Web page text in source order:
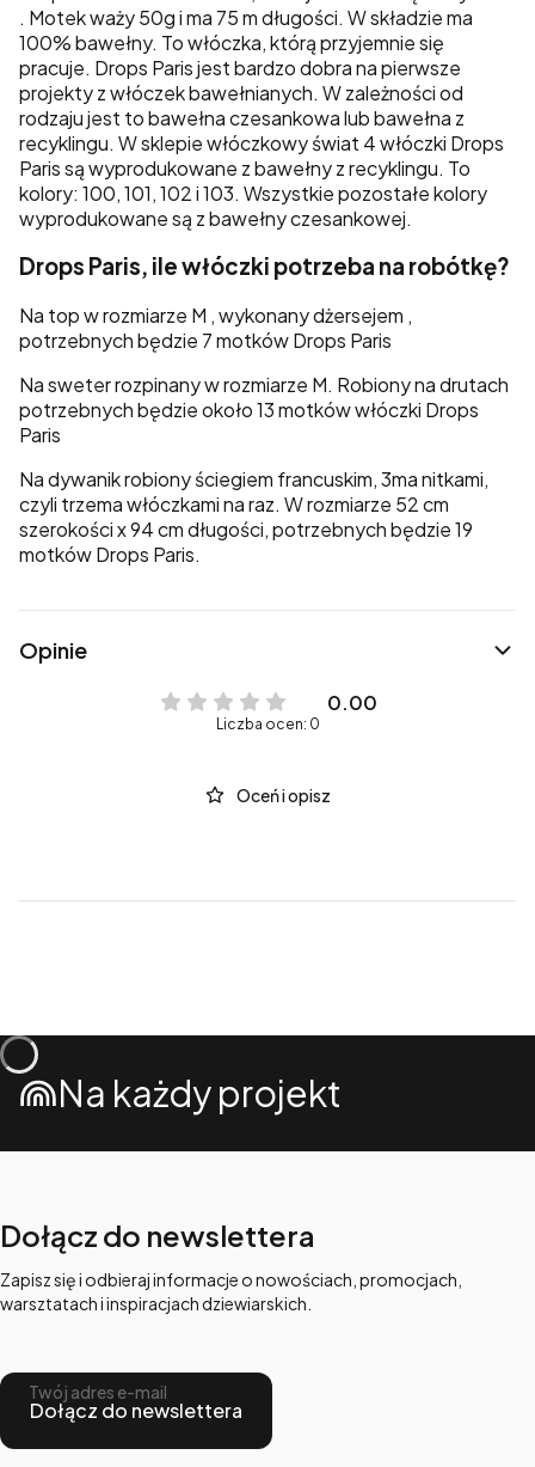
. Motek waży 50g i ma 75 m długości. W składzie ma
100% bawełny. To włóczka, którą przyjemnie się
pracuje. Drops Paris jest bardzo dobra na pierwsze
projekty z włóczek bawełnianych. W zależności od
rodzaju jest to bawełna czesankowa lub bawełna z
recyklingu. W sklepie włóczkowy świat 4 włóczki Drops
Paris są wyprodukowane z bawełny z recyklingu. To
kolory: 100, 101, 102 i 103. Wszystkie pozostałe kolory
wyprodukowane są z bawełny czesankowej.
Drops Paris, ile włóczki potrzeba na robótkę?
Na top w rozmiarze M , wykonany dżersejem ,
potrzebnych będzie 7 motków Drops Paris
Na sweter rozpinany w rozmiarze M. Robiony na drutach
potrzebnych będzie około 13 motków włóczki Drops
Paris
Na dywanik robiony ściegiem francuskim, 3ma nitkami,
czyli trzema włóczkami na raz. W rozmiarze 52 cm
szerokości x 94 cm długości, potrzebnych będzie 19
motków Drops Paris.
Opinie
0.00
Liczba ocen: 0
Oceń i opisz
Na każdy projekt
Dołącz do newslettera
Zapisz się i odbieraj informacje o nowościach, promocjach,
warsztatach i inspiracjach dziewiarskich.
Twój adres e-mail
Dołącz do newslettera